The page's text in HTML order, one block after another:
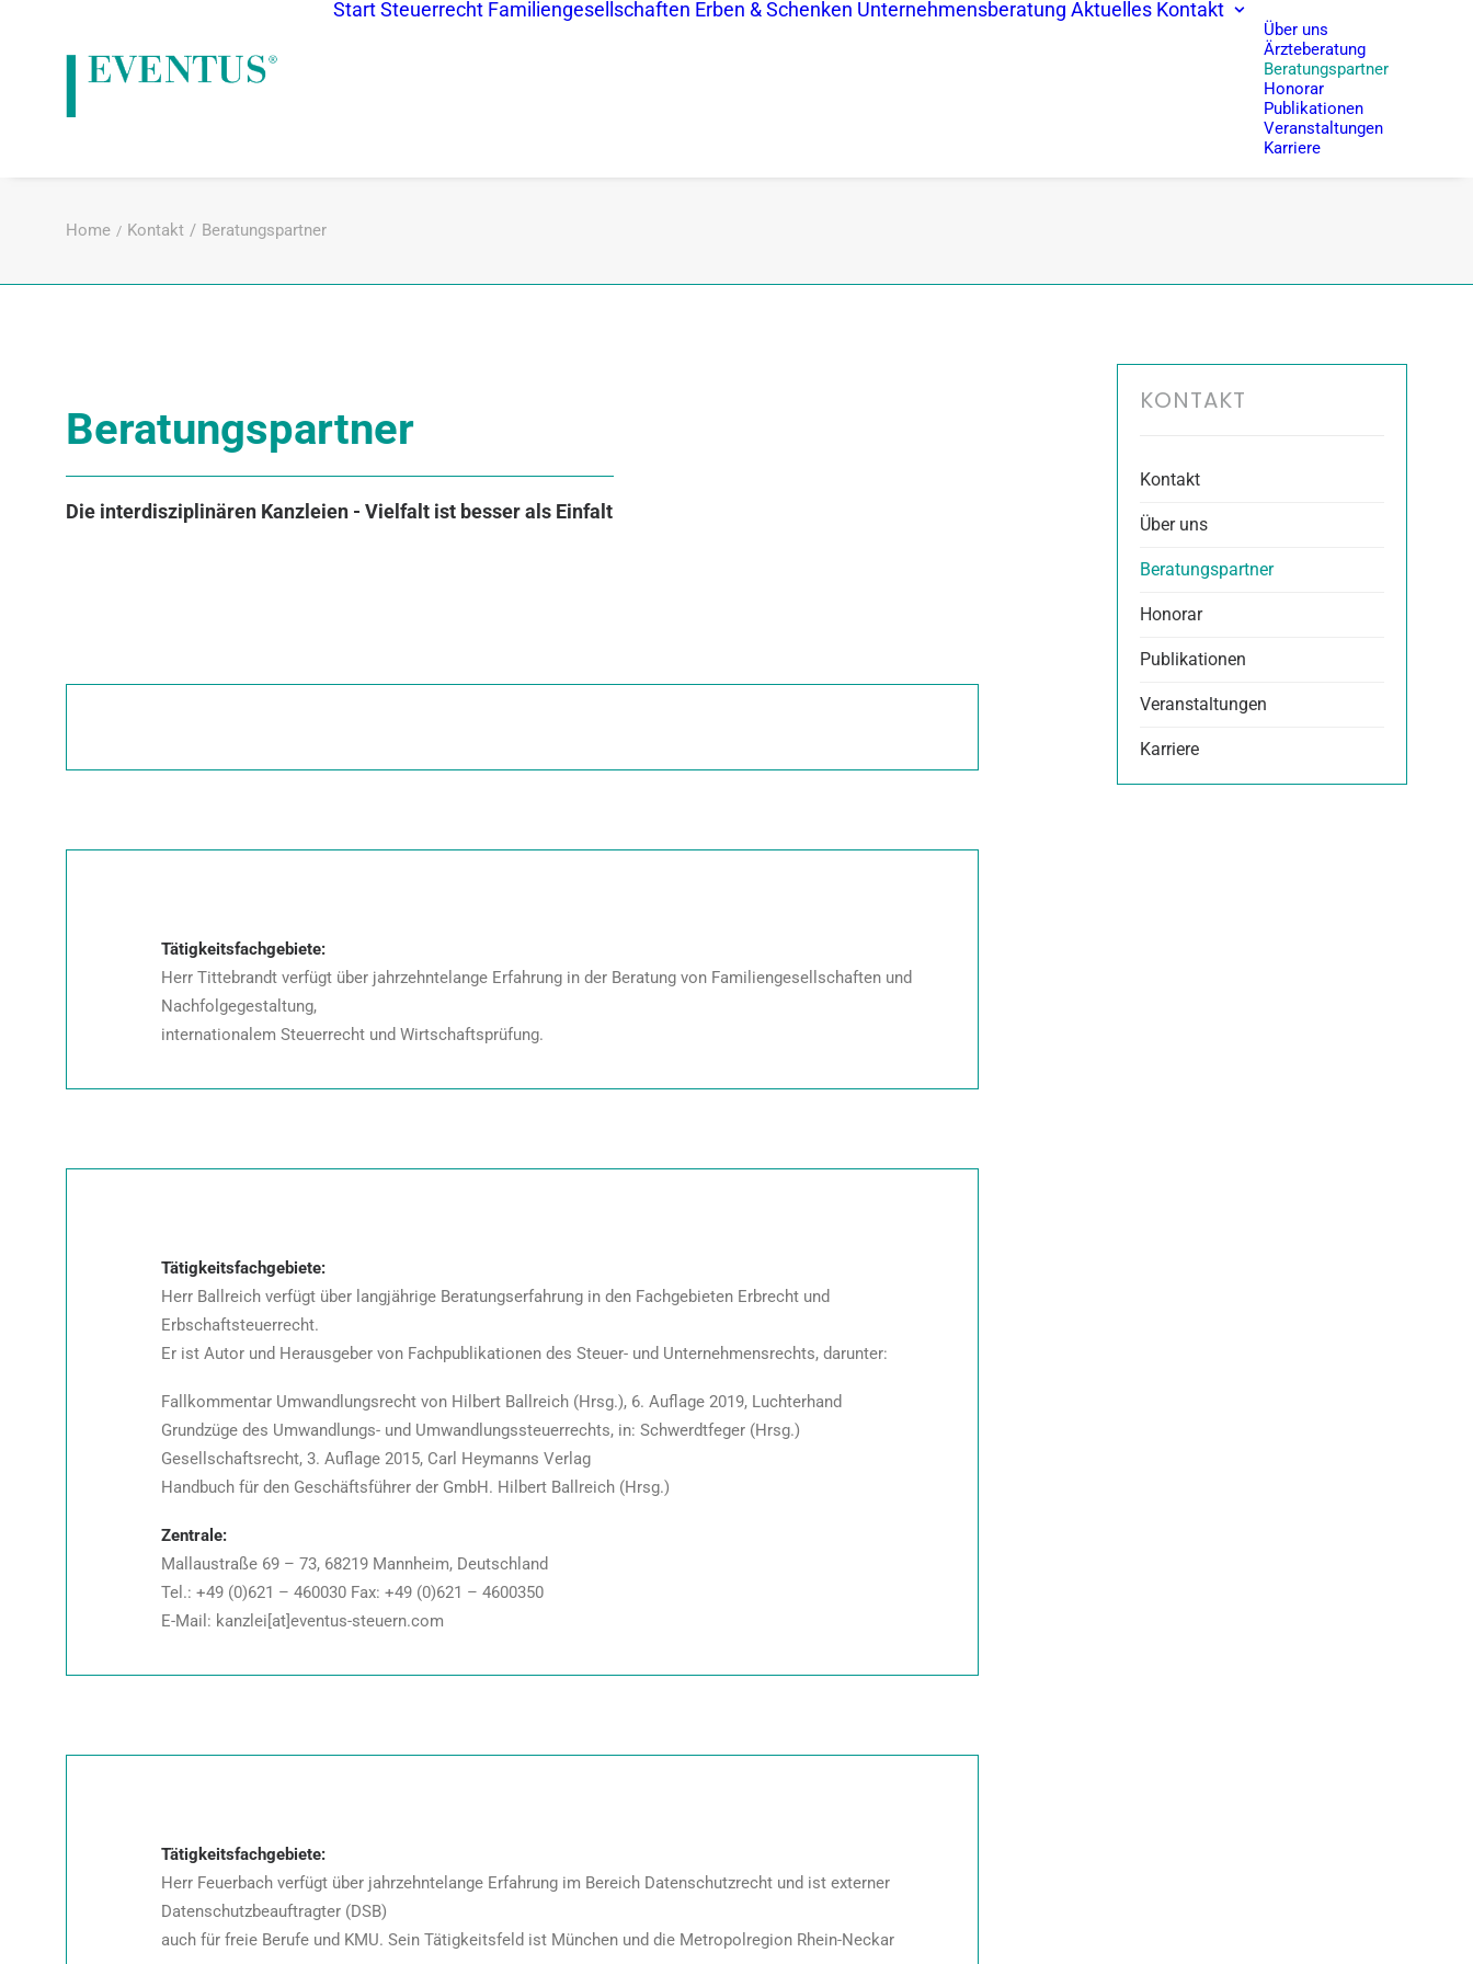
StartSteuerrecht Familiengesellschaften Erben & Schenken Unternehmensberatung Aktuelles Kontakt
Über uns
Ärzteberatung
Beratungspartner
Honorar
Publikationen
Veranstaltungen
Karriere
Home Kontakt Beratungspartner
Beratungspartner
Die interdisziplinären Kanzleien - Vielfalt ist besser als Einfalt
Tätigkeitsfachgebiete:
Herr Tittebrandt verfügt über jahrzehntelange Erfahrung in der Beratung von Familiengesellschaften und
Nachfolgegestaltung,
internationalem Steuerrecht und Wirtschaftsprüfung.
Tätigkeitsfachgebiete:
Herr Ballreich verfügt über langjährige Beratungserfahrung in den Fachgebieten Erbrecht und
Erbschaftsteuerrecht.
Er ist Autor und Herausgeber von Fachpublikationen des Steuer- und Unternehmensrechts, darunter:
Fallkommentar Umwandlungsrecht von Hilbert Ballreich (Hrsg.), 6. Auflage 2019, Luchterhand
Grundzüge des Umwandlungs- und Umwandlungssteuerrechts, in: Schwerdtfeger (Hrsg.)
Gesellschaftsrecht, 3. Auflage 2015, Carl Heymanns Verlag
Handbuch für den Geschäftsführer der GmbH. Hilbert Ballreich (Hrsg.)
Zentrale:
Mallaustraße 69 – 73, 68219 Mannheim, Deutschland
Tel.: +49 (0)621 – 460030 Fax: +49 (0)621 – 4600350
E-Mail: kanzlei[at]eventus-steuern.com
Tätigkeitsfachgebiete:
Herr Feuerbach verfügt über jahrzehntelange Erfahrung im Bereich Datenschutzrecht und ist externer
Datenschutzbeauftragter (DSB)
auch für freie Berufe und KMU. Sein Tätigkeitsfeld ist München und die Metropolregion Rhein-Neckar
KONTAKT
Kontakt
Über uns
Beratungspartner
Honorar
Publikationen
Veranstaltungen
Karriere